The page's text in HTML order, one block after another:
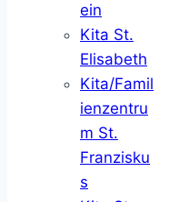
ein
Kita St.
Elisabeth
Kita/Famil
ienzentru
m St.
Franzisku
s